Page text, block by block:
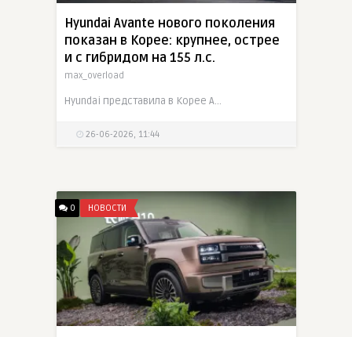
Hyundai Avante нового поколения
показан в Корее: крупнее, острее
и с гибридом на 155 л.с.
max_overload
Hyundai представила в Корее Avante восьмого поколения, известный на других рынках как Elantra. Седан стал длиннее на 55 мм, шире на 30 мм и получил колесную базу 2750 мм. В салоне появились экран
26-06-2026, 11:44
0 НОВОСТИ